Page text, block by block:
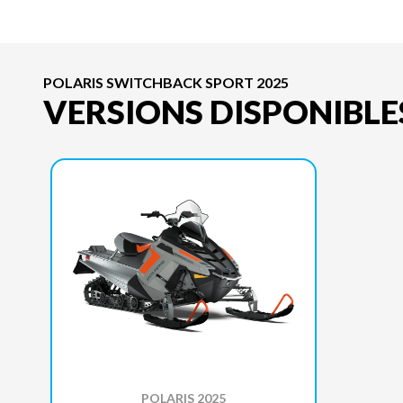
POLARIS SWITCHBACK SPORT 2025
VERSIONS
POLARIS 2025